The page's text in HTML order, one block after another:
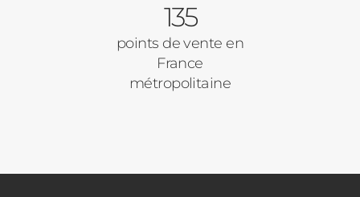
Volets Roulants
Pergolas
135
points de vente en
France
métropolitaine